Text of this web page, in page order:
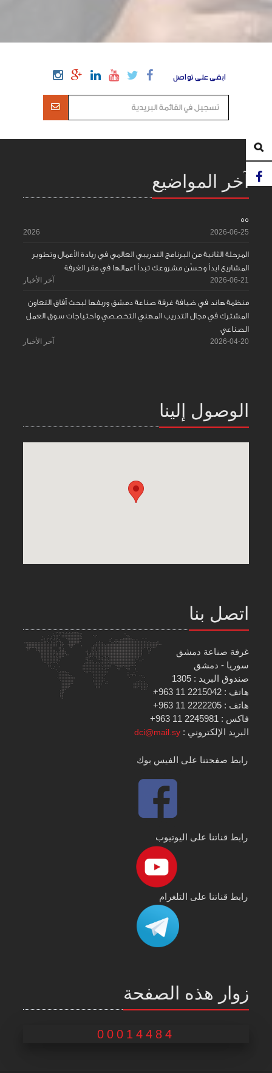
ابقى على تواصل
آخر المواضيع
55
2026-06-25
2026
المرحلة الثانية من البرنامج التدريبي العالمي في ريادة الأعمال وتطوير
المشاريع ابدأ وحسّن مشروعك تبدأ اعمالها في مقر الغرفة
2026-06-21 آخر الأخبار
منظمة هاند في ضيافة غرفة صناعة دمشق وريفها لبحث آفاق التعاون
المشترك في مجال التدريب المهني التخصصي واحتياجات سوق العمل
الصناعي
2026-04-20 آخر الأخبار
الوصول إلينا
اتصل بنا
غرفة صناعة دمشق
سوريا - دمشق
صندوق البريد : 1305
هاتف : 2215042 11 963+
هاتف : 2222205 11 963+
فاكس : 2245981 11 963+
البريد الإلكتروني :dci@mail.sy
رابط صفحتنا على الفيس بوك
رابط قناتنا على اليوتيوب
رابط قناتنا على التلغرام
زوار هذه الصفحة
00014484